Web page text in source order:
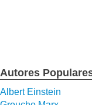
Autores
Albert Einstein